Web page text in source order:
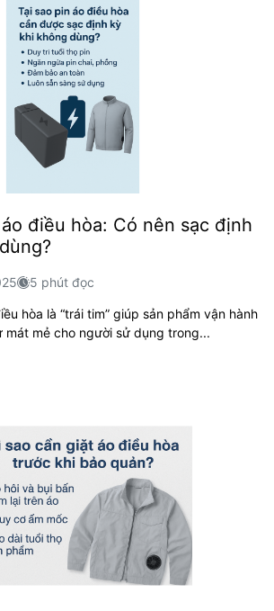
điều hòa: Có nên sạc định
5 phút đọc
hòa là “trái tim” giúp sản phẩm vận hành
mát mẻ cho người sử dụng trong...